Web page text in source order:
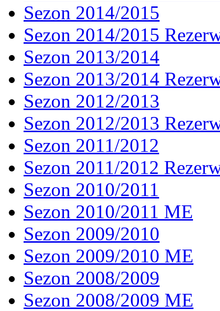
Sezon 2014/2015
Sezon 2014/2015
Sezon 2013/2014
Sezon 2013/2014
Sezon 2012/2013
Sezon 2012/2013
Sezon 2011/2012
Sezon 2011/2012
Sezon 2010/2011
Sezon 2010/2011 ME
Sezon 2009/2010
Sezon 2009/2010 ME
Sezon 2008/2009
Sezon 2008/2009 ME